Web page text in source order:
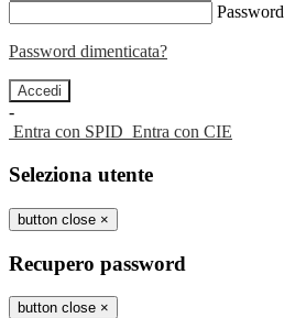
Password
Password dimenticata?
-
Entra con SPID Entra con CIE
Seleziona utente
button close ×
Recupero password
button close ×